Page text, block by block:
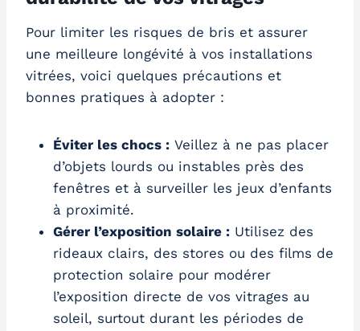
Pour limiter les risques de bris et assurer
une meilleure longévité à vos installations
vitrées, voici quelques précautions et
bonnes pratiques à adopter :
Éviter les chocs : Veillez à ne pas placer
d’objets lourds ou instables près des
fenêtres et à surveiller les jeux d’enfants
à proximité.
Gérer l’exposition solaire : Utilisez des
rideaux clairs, des stores ou des films de
protection solaire pour modérer
l’exposition directe de vos vitrages au
soleil, surtout durant les périodes de